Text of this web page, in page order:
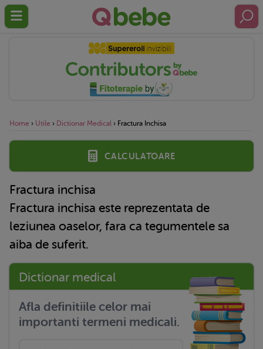
Home › Utile › Dictionar Medical › Fractura Inchisa
Calculatoare
Fractura inchisa
Fractura inchisa este reprezentata de
leziunea oaselor, fara ca tegumentele sa
aiba de suferit.
Dictionar medical
Afla definitiile celor mai
importanti termeni medicali.